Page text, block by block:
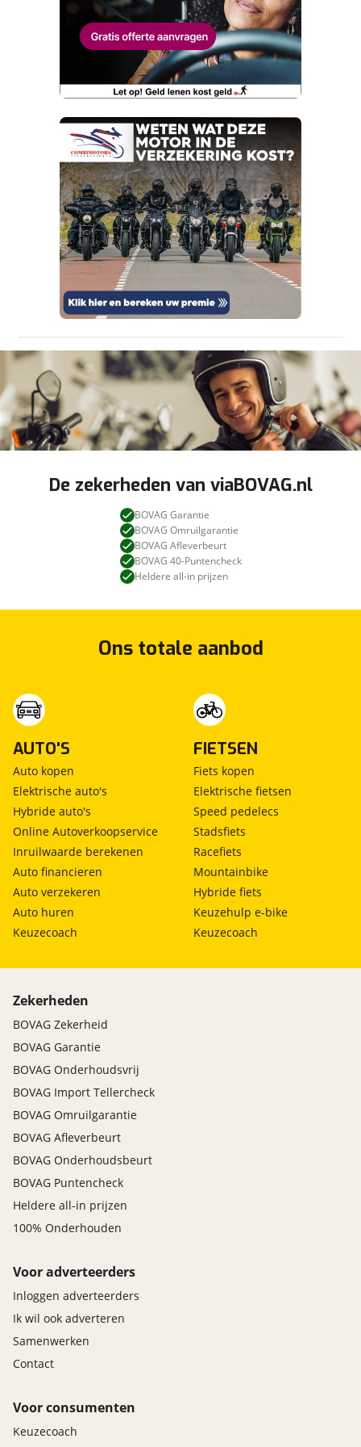
Vraag mijn proefrit aan
om je aanvraag zo goed mogelijk bij de
aanbieder te brengen. Lees hier meer over in
onzeprivacyverklaring .
E-mailadres
Telefoonnummer (optioneel)
Verstuur mijn vraag
viaBOVAG.nl verwerkt je persoonsgegevens
om je aanvraag zo goed mogelijk bij de
aanbieder te brengen. Lees hier meer over in
onzeprivacyverklaring .
Wat is jou opgevallen?
Wat klopt er niet?
Kan je ons nog meer vertellen? (optioneel)
Stuur mijn bevinding door
De zekerheden van viaBOVAG.nl
BOVAG Garantie
BOVAG Omruilgarantie
BOVAG Afleverbeurt
BOVAG 40-Puntencheck
Heldere all-in prijzen
Ons totale aanbod
AUTO'S
Auto kopen
Elektrische auto's
Hybride auto's
Online Autoverkoopservice
Inruilwaarde berekenen
Auto financieren
Auto verzekeren
Auto huren
Keuzecoach
FIETSEN
Fiets kopen
Elektrische fietsen
Speed pedelecs
Stadsfiets
Racefiets
Mountainbike
Hybride fiets
Keuzehulp e-bike
Keuzecoach
Zekerheden
BOVAG Zekerheid
BOVAG Garantie
BOVAG Onderhoudsvrij
BOVAG Import Tellercheck
BOVAG Omruilgarantie
BOVAG Afleverbeurt
BOVAG Onderhoudsbeurt
BOVAG Puntencheck
Heldere all-in prijzen
100% Onderhouden
Voor adverteerders
Inloggen adverteerders
Ik wil ook adverteren
Samenwerken
Contact
Voor consumenten
Keuzecoach